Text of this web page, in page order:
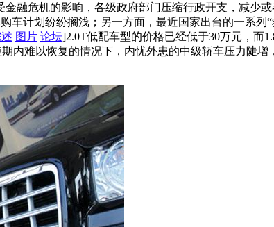
融危机的影响，各级政府部门压缩行政开支，减少
计划纷纷搁浅；另一方面，最近国家出台的一系列
图片 论坛]2.0T低配车型的价格已经低于30万元，而
内难以恢复的情况下，内忧外患的中级轿车压力陡增